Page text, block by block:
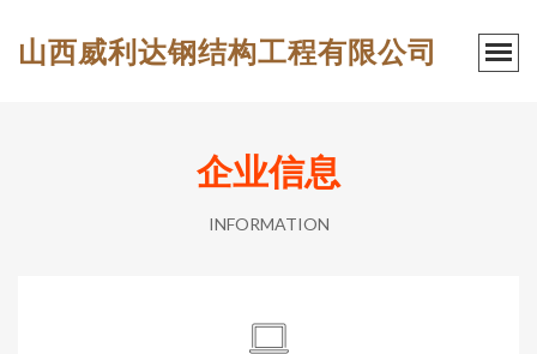
山西威利达钢结构工程有限公司
企业信息
INFORMATION